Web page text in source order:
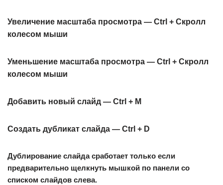
Увеличение масштаба просмотра — Ctrl + Скролл
колесом мыши
Уменьшение масштаба просмотра — Ctrl + Скролл
колесом мыши
Добавить новый слайд — Ctrl + M
Создать дубликат слайда — Ctrl + D
Дублирование слайда сработает только если
предварительно щелкнуть мышкой по панели со
списком слайдов слева.